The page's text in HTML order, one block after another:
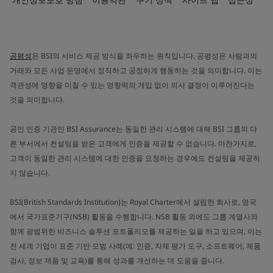
공평성은 BSI의 서비스 제공 방식을 좌우하는 원칙입니다. 공평성은 사람과의
거래와 모든 사업 운영에서 정직하고 공정하게 행동하는 것을 의미합니다. 이는
객관성에 영향을 미칠 수 있는 영향력의 개입 없이 의사 결정이 이루어진다는
것을 의미합니다.
공인 인증 기관인 BSI Assurance는 동일한 관리 시스템에 대해 BSI 그룹의 다
른 부서에서 컨설팅을 받은 고객에게 인증을 제공할 수 없습니다. 마찬가지로,
고객이 동일한 관리 시스템에 대한 인증을 요청하는 경우에도 컨설팅을 제공하
지 않습니다.
BSI(British Standards Institution)는 Royal Charter에서 설립한 회사로, 영국
에서 국가표준기구(NSB) 활동을 수행합니다. NSB 활동 외에도 그룹 계열사와
함께 광범위한 비즈니스 솔루션 포트폴리오를 제공하는 일을 하고 있으며, 이는
전 세계 기업이 표준 기반 모범 사례(예: 인증, 자체 평가 도구, 소프트웨어, 제품
검사, 정보 제품 및 교육)를 통해 성과를 개선하는 데 도움을 줍니다.